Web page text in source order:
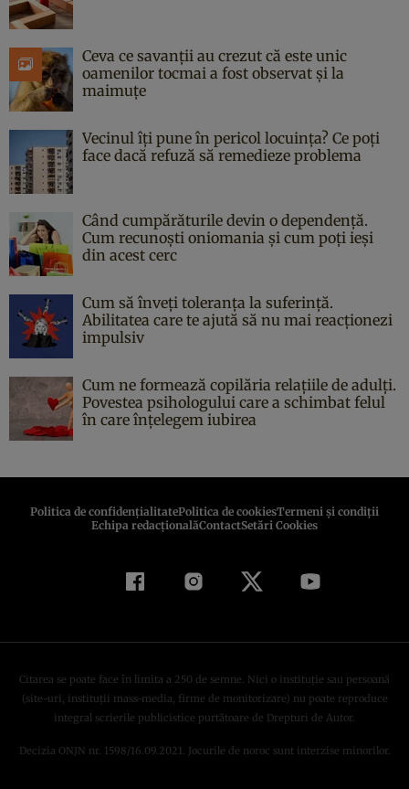
Ceva ce savanții au crezut că este unic
oamenilor tocmai a fost observat și la
maimuțe
Vecinul îți pune în pericol locuința? Ce poți
face dacă refuză să remedieze problema
Când cumpărăturile devin o dependență.
Cum recunoști oniomania și cum poți ieși
din acest cerc
Cum să înveți toleranța la suferință.
Abilitatea care te ajută să nu mai reacționezi
impulsiv
Cum ne formează copilăria relațiile de adulți.
Povestea psihologului care a schimbat felul
în care înțelegem iubirea
Politica de confidenţialitatePolitica de cookiesTermeni şi condiţii
Echipa redacționalăContactSetări Cookies
Citarea se poate face în limita a 250 de semne. Nici o instituţie sau persoană
(site-uri, instituţii mass-media, firme de monitorizare) nu poate reproduce
integral scrierile publicistice purtătoare de Drepturi de Autor.
Decizia ONJN nr. 1598/16.09.2021. Jocurile de noroc sunt interzise minorilor.